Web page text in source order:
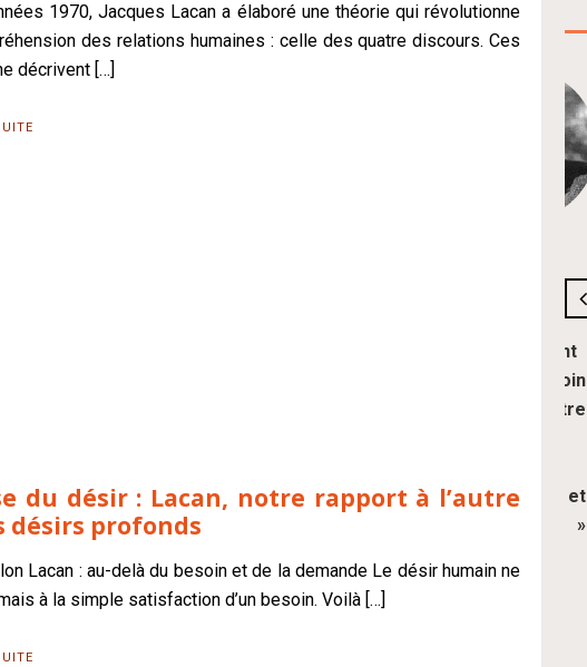
1970, Jacques Lacan a élaboré une théorie qui révolutionne
des relations humaines : celle des quatre discours. Ces
décrivent[…]
du désir : Lacan, notre rapport à l’autre
désirs profonds
Lacan : au-delà du besoin et de la demande Le désir humain ne
à la simple satisfaction d’un besoin. Voilà[…]
L’attachement
est un besoin
vital d’être
compris et
soutenu. »